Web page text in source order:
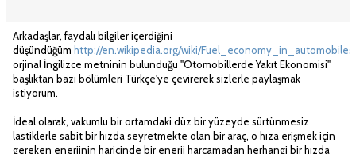
Arkadaşlar, faydalı bilgiler içerdiğini
düşündüğüm http://en.wikipedia.org/wiki/Fuel_economy_in_automobiles
orjinal İngilizce metninin bulunduğu "Otomobillerde Yakıt Ekonomisi"
başlıktan bazı bölümleri Türkçe'ye çevirerek sizlerle paylaşmak
istiyorum.
İdeal olarak, vakumlu bir ortamdaki düz bir yüzeyde sürtünmesiz
lastiklerle sabit bir hızda seyretmekte olan bir araç, o hıza erişmek için
gereken enerjinin haricinde bir enerji harcamadan herhangi bir hızda